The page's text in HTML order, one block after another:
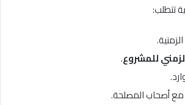
تتطلب:
للمشروع.
مع أصحاب المصلحة.